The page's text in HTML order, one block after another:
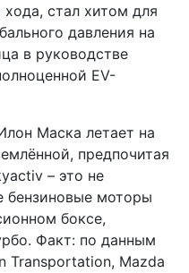
стал хитом для
давления на
в руководстве
EV-
Маска летает на
предпочитая
– это не
бензиновые моторы
боксе,
Факт: по данным
Transportation, Mazda